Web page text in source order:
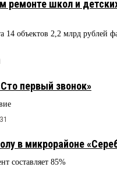
ремонте школ и
14 объектов 2,2 млрд рублей
первый звонок»
в микрорайоне
составляет 85%